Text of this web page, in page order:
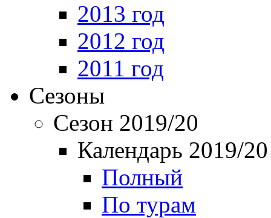
2013 год
2012 год
2011 год
Сезоны
Сезон 2019/20
Календарь 2019/20
Полный
По турам